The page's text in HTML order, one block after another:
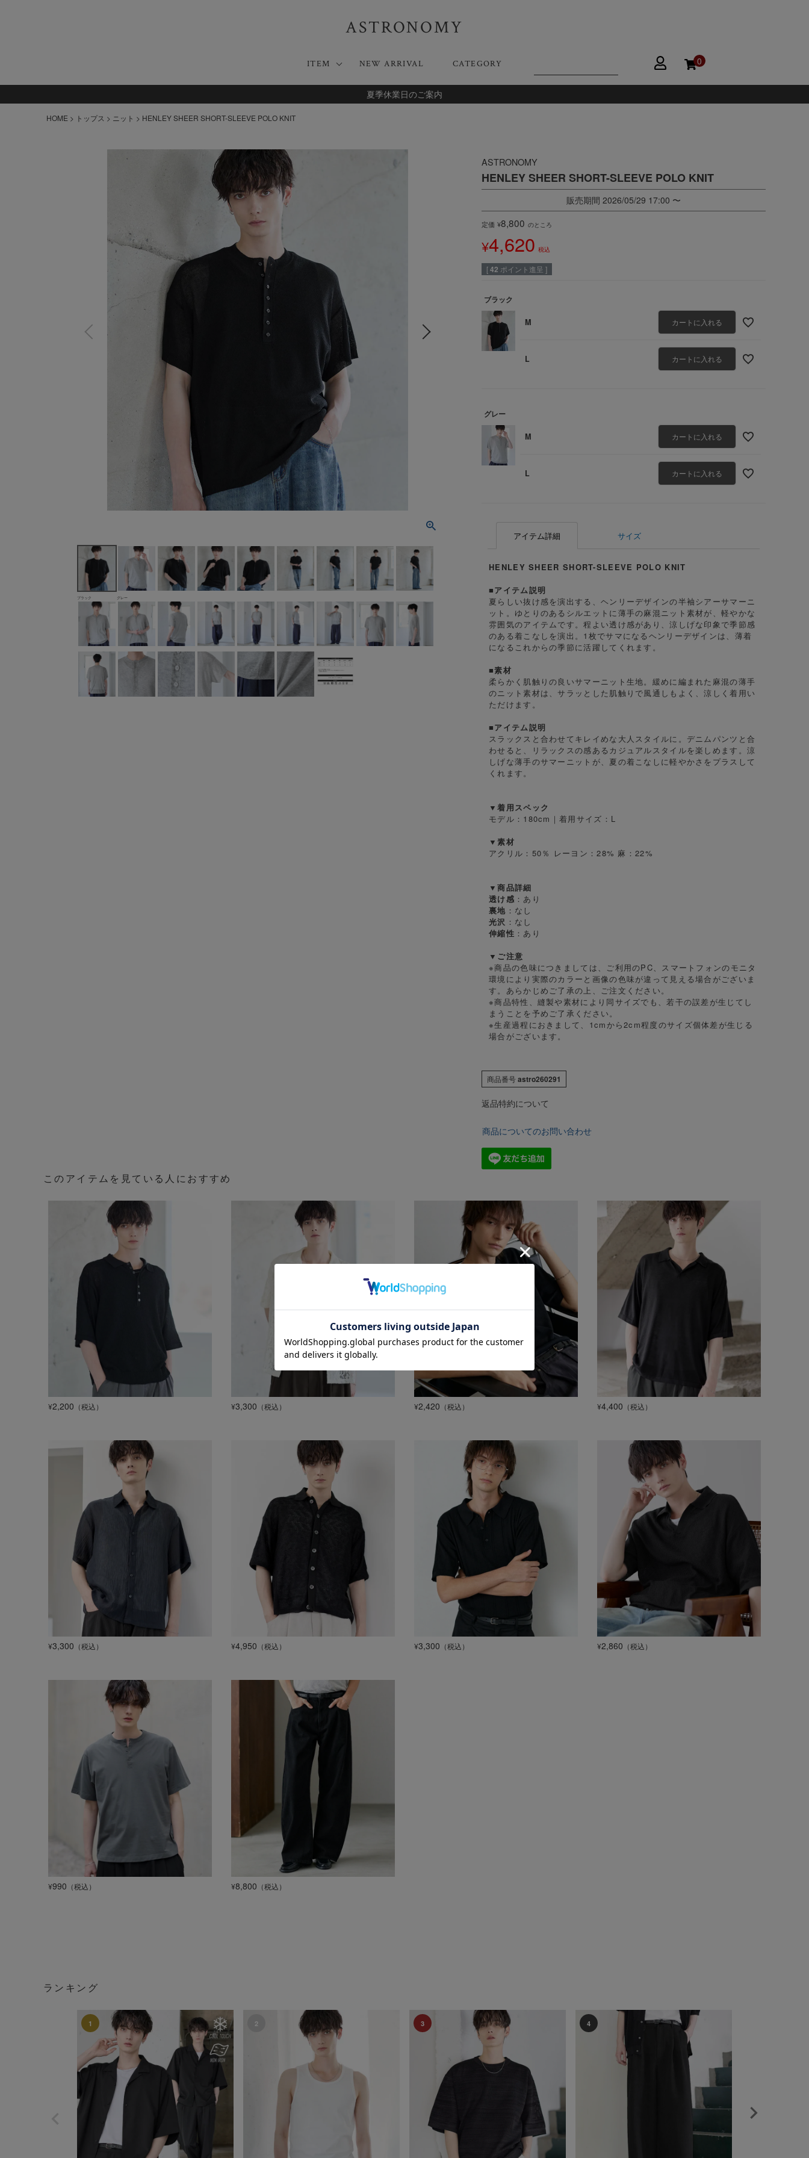
ASTRONOMY
ITEM NEW ARRIVAL CATEGORY 0
夏季休業日のご案内
HOME トップス ニット HENLEY SHEER SHORT-SLEEVE POLO KNIT
ブラック グレー
ASTRONOMY
HENLEY SHEER SHORT-SLEEVE POLO KNIT
販売期間 2026/05/29 17:00 〜
定価 ¥8,800 のところ
¥4,620 税込
[42 ポイント進呈 ]
ブラック
M カートに入れる
L カートに入れる
グレー
M カートに入れる
L カートに入れる
アイテム詳細 サイズ
HENLEY SHEER SHORT-SLEEVE POLO KNIT
■アイテム説明
夏らしい抜け感を演出する、ヘンリーデザインの半袖シアーサマーニ
ット。ゆとりのあるシルエットに薄手の麻混ニット素材が、軽やかな
雰囲気のアイテムです。程よい透け感があり、涼しげな印象で季節感
のある着こなしを演出。1枚でサマになるヘンリーデザインは、薄着
になるこれからの季節に活躍してくれます。
■素材
柔らかく肌触りの良いサマーニット生地。緩めに編まれた麻混の薄手
のニット素材は、サラッとした肌触りで風通しもよく、涼しく着用い
ただけます。
■アイテム説明
スラックスと合わせてキレイめな大人スタイルに。デニムパンツと合
わせると、リラックスの感あるカジュアルスタイルを楽しめます。涼
しげな薄手のサマーニットが、夏の着こなしに軽やかさをプラスして
くれます。
▼着用スペック
モデル：180cm｜着用サイズ：L
▼素材
アクリル：50％ レーヨン：28% 麻：22%
▼商品詳細
透け感 ：あり
裏地 ：なし
光沢 ：なし
伸縮性 ：あり
▼ご注意
※商品の色味につきましては、ご利用のPC、スマートフォンのモニタ
環境により実際のカラーと画像の色味が違って見える場合がございま
す。あらかじめご了承の上、ご注文ください。
※商品特性、縫製や素材により同サイズでも、若干の誤差が生じてし
まうことを予めご了承ください。
※生産過程におきまして、1cmから2cm程度のサイズ個体差が生じる
場合がございます。
商品番号astro260291
返品特約について
商品についてのお問い合わせ
このアイテムを見ている人におすすめ
¥2,200 （税込） ¥3,300 （税込） ¥2,420 （税込） ¥4,400 （税込）
¥3,300 （税込） ¥4,950 （税込） ¥3,300 （税込） ¥2,860 （税込）
¥990 （税込） ¥8,800 （税込）
ランキング